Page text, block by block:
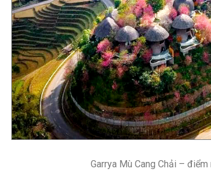
Garrya Mù Cang Chải –